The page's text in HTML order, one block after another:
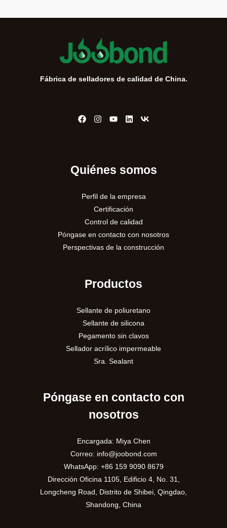
Fábrica de selladores de calidad de China.
Quiénes somos
Perfil de la empresa
Certificación
Control de calidad
Póngase en contacto con nosotros
Perspectivas de la construcción
Productos
Sellante de poliuretano
Sellante de silicona
Pegamento sin clavos
Sellador acrílico impermeable
Sra. Sealant
Póngase en contacto con
nosotros
Encargada: Miya Chen
Correo: info@joobond.com
WhatsApp: +86 159 9090 8679
Dirección Oficina 1105, Edificio 4, No. 31,
Longcheng Road, Distrito de Shibei, Qingdao,
Shandong, China